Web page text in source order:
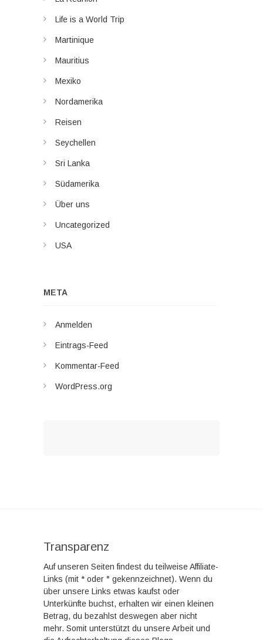
Life is a World Trip
Martinique
Mauritius
Mexiko
Nordamerika
Reisen
Seychellen
Sri Lanka
Südamerika
Über uns
Uncategorized
USA
META
Anmelden
Eintrags-Feed
Kommentar-Feed
WordPress.org
Transparenz
Auf unseren Seiten findest du teilweise Affiliate-
Links (mit * oder ° gekennzeichnet). Wenn du
über unsere Links etwas kaufst oder
Unterkünfte buchst, erhalten wir einen kleinen
Betrag, du bezahlst deswegen aber nicht
mehr. Somit unterstützt du unsere Arbeit und